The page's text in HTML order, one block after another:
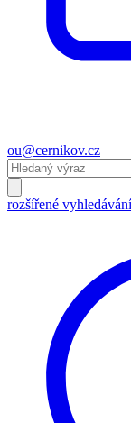
ou@cernikov.cz
rozšířené vyhledávání